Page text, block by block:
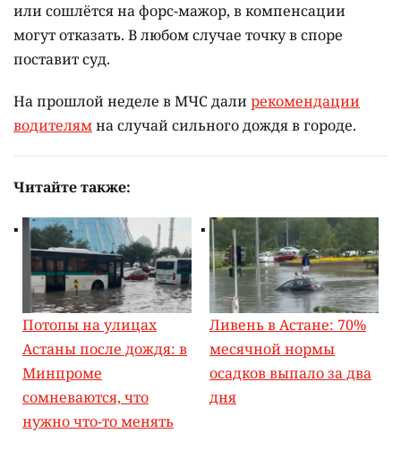
или сошлётся на форс-мажор, в компенсации
могут отказать. В любом случае точку в споре
поставит суд.
На прошлой неделе в МЧС далирекомендации
водителямна случай сильного дождя в городе.
Читайте также:
Потопы на улицах
Астаны после дождя: в
Минпроме
сомневаются, что
нужно что-то менять
Ливень в Астане: 70%
месячной нормы
осадков выпало за два
дня